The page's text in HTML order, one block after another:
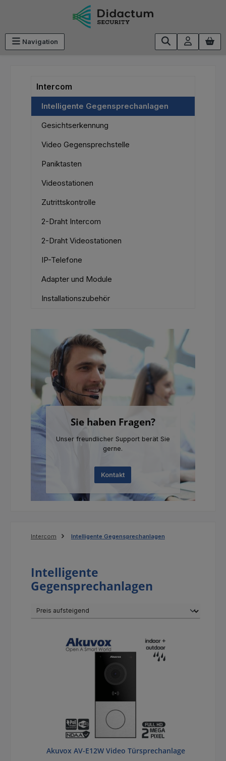
Zum Hauptinhalt springen
Navigation
Intercom
Intelligente Gegensprechanlagen
Gesichtserkennung
Video Gegensprechstelle
Paniktasten
Videostationen
Zutrittskontrolle
2-Draht Intercom
2-Draht Videostationen
IP-Telefone
Adapter und Module
Installationszubehör
Sie haben Fragen?
Unser freundlicher Support berät Sie
gerne.
Kontakt
Intercom Intelligente Gegensprechanlagen
Intelligente
Gegensprechanlagen
Akuvox AV-E12W Video Türsprechanlage